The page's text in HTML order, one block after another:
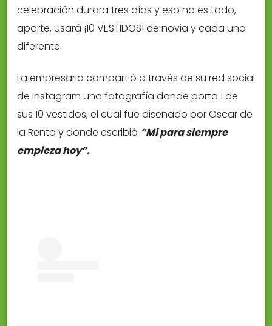
celebración durara tres días y eso no es todo,
aparte, usará ¡10 VESTIDOS! de novia y cada uno
diferente.
La empresaria compartió a través de su red social
de Instagram una fotografía donde porta 1 de
sus 10 vestidos, el cual fue diseñado por Oscar de
la Renta y donde escribió “Mí para siempre
empieza hoy”.